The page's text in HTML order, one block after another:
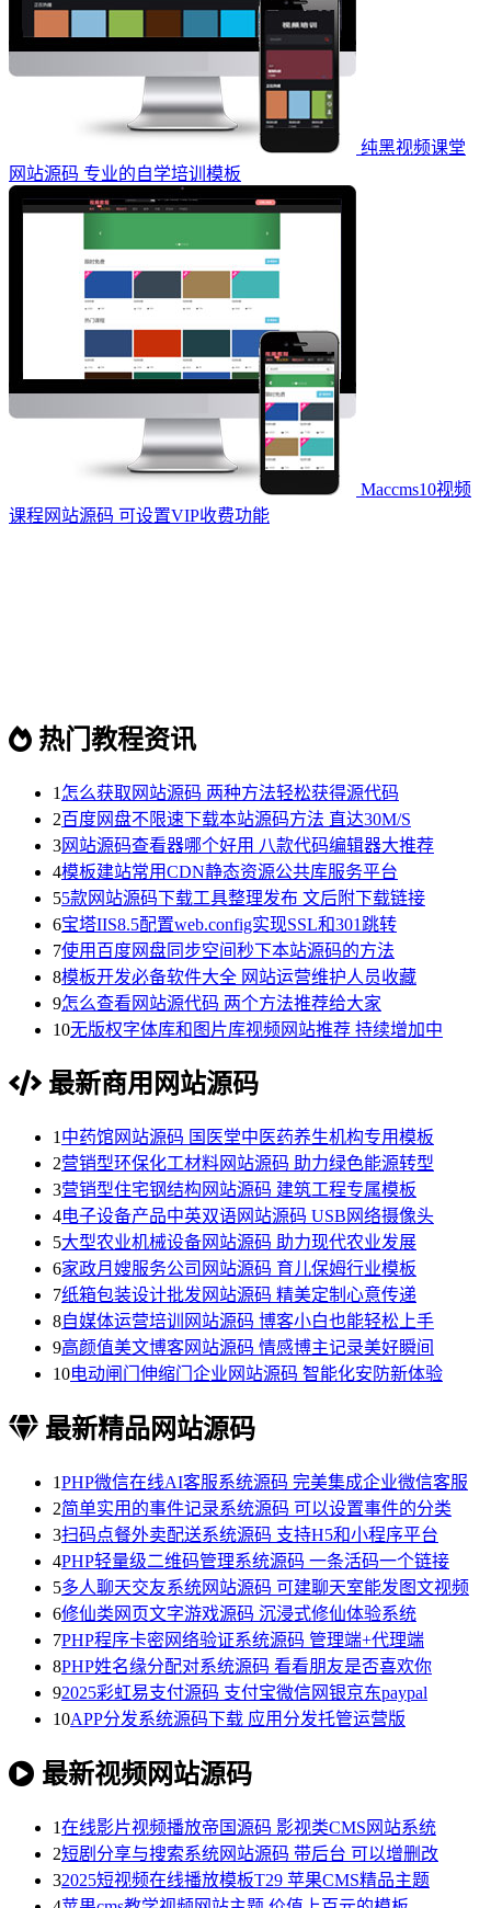
纯黑视频课堂
网站源码 专业的自学培训模板
Maccms10视频
课程网站源码 可设置VIP收费功能
热门教程资讯
1 怎么获取网站源码 两种方法轻松获得源代码
2百度网盘不限速下载本站源码方法 直达30M/S
3网站源码查看器哪个好用 八款代码编辑器大推荐
4模板建站常用CDN静态资源公共库服务平台
55款网站源码下载工具整理发布 文后附下载链接
6宝塔IIS8.5配置web.config实现SSL和301跳转
7使用百度网盘同步空间秒下本站源码的方法
8模板开发必备软件大全 网站运营维护人员收藏
9怎么查看网站源代码 两个方法推荐给大家
10无版权字体库和图片库视频网站推荐 持续增加中
最新商用网站源码
1 中药馆网站源码 国医堂中医药养生机构专用模板
2营销型环保化工材料网站源码 助力绿色能源转型
3营销型住宅钢结构网站源码 建筑工程专属模板
4电子设备产品中英双语网站源码 USB网络摄像头
5大型农业机械设备网站源码 助力现代农业发展
6家政月嫂服务公司网站源码 育儿保姆行业模板
7纸箱包装设计批发网站源码 精美定制心意传递
8自媒体运营培训网站源码 博客小白也能轻松上手
9高颜值美文博客网站源码 情感博主记录美好瞬间
10电动闸门伸缩门企业网站源码 智能化安防新体验
最新精品网站源码
1PHP微信在线AI客服系统源码 完美集成企业微信客服
2简单实用的事件记录系统源码 可以设置事件的分类
3扫码点餐外卖配送系统源码 支持H5和小程序平台
4PHP轻量级二维码管理系统源码 一条活码一个链接
5多人聊天交友系统网站源码 可建聊天室能发图文视频
6修仙类网页文字游戏源码 沉浸式修仙体验系统
7PHP程序卡密网络验证系统源码 管理端+代理端
8PHP姓名缘分配对系统源码 看看朋友是否喜欢你
92025彩虹易支付源码 支付宝微信网银京东paypal
10APP分发系统源码下载 应用分发托管运营版
最新视频网站源码
1在线影片视频播放帝国源码 影视类CMS网站系统
2短剧分享与搜索系统网站源码 带后台 可以增删改
32025短视频在线播放模板T29 苹果CMS精品主题